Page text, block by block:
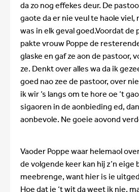
da zo nog effekes deur. De
gaote da er nie veul te haole viel,
was in elk geval goed.Voordat
pakte vrouw Poppe de
glaske en gaf ze aon de pastoor,
ze. Denkt over alles wa da ik
goed nao zee de pastoor, over
ik wir ‘s langs om te hore oe ‘t
sigaoren in de aonbieding ed,
aonbevole. Ne goeie aovond
Vaoder Poppe waar helemaol
de volgende keer kan hij z’n eige
meebrenge, want hier is ie
Hoe dat ie ‘t wit da weet ik nie,